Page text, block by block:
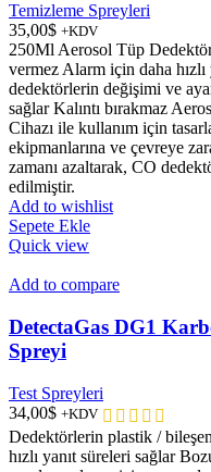
Temizleme Spreyleri
35,00$ +KDV
250Ml Aerosol Tüp
vermez Alarm için daha
dedektörlerin değişimi ve
sağlar Kalıntı bırakmaz
Cihazı ile kullanım için
ekipmanlarına ve çevreye
zamanı azaltarak, CO
edilmiştir.
Add to wishlist
Sepete Ekle
Quick view
Add to compare
DetectaGas DG1
Spreyi
Test Spreyleri
34,00$ +KDV
Dedektörlerin plastik /
hızlı yanıt süreleri sağlar